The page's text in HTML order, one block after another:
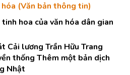
(Văn bản thông tin)
hoa của văn hóa dân gian
Cải lương Trần Hữu Trang
thống Thêm một bản dịch
Nhật